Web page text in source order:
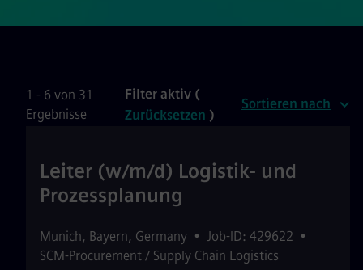
1 - 6 von 31
Ergebnisse
Filter aktiv (
Zurücksetzen )
Sortieren nach
Leiter (w/m/d) Logistik- und
Prozessplanung
Munich, Bayern, Germany • Job-ID: 429622 •
SCM-Procurement / Supply Chain Logistics